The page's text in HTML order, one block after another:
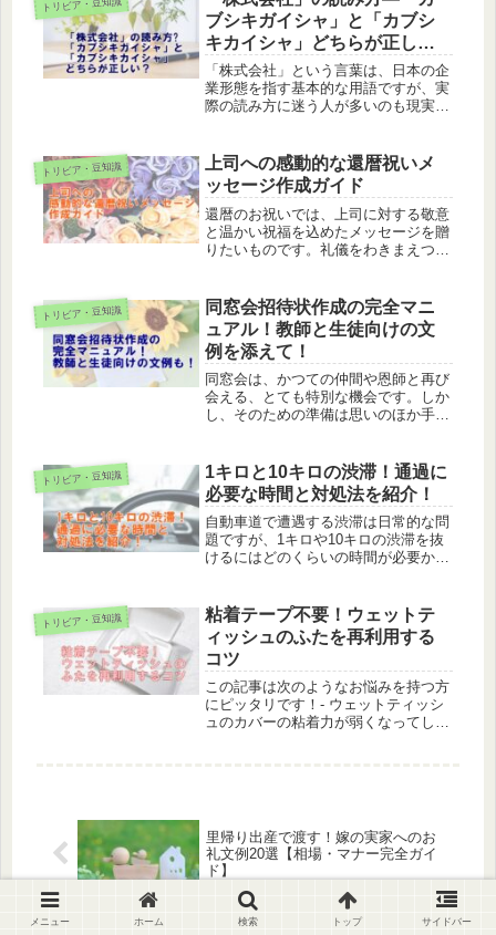
いのか、時には迷うこともあるでしょ
う...
トリビア・豆知識
ブシキガイシャ」と「カブシ
キカイシャ」どちらが正し
い？
「株式会社」という言葉は、日本の企
業形態を指す基本的な用語ですが、実
際の読み方に迷う人が多いのも現実で
シャ」か「カブシキカイシャ」か、ど
ちらの読み方が一般的なのかがはっき
り...
トリビア・豆知識
上司への感動的な還暦祝いメ
ッセージ作成ガイド
還暦のお祝いでは、上司に対する敬意
と温かい祝福を込めたメッセージを贈
りたいものです。礼儀をわきまえつ
な特別なタイミングに適したメッセー
ジ例とその作り方をご紹介します。上
司の...
トリビア・豆知識
同窓会招待状作成の完全マニ
ュアル！教師と生徒向けの文
例を添えて！
同窓会は、かつての仲間や恩師と再び
会える、とても特別な機会です。しか
し、そのための準備は思いのほか手が
でしょうか？この記事では、教師や生
徒を対象にした効果的な招待状の書き
方...
トリビア・豆知識
1キロと10キロの渋滞！通過に
必要な時間と対処法を紹介！
自動車道で遭遇する渋滞は日常的な問
題ですが、1キロや10キロの渋滞を抜
けるにはどのくらいの時間が必要か、
らいの時間で抜けるかを知ることは、
移動の計画を立てる上で役立ちます...
トリビア・豆知識
粘着テープ不要！ウェットテ
ィッシュのふたを再利用する
コツ
この記事は次のようなお悩みを持つ方
にピッタリです！- ウェットティッシ
ュのカバーの粘着力が弱くなってしま
里帰り出産で渡す！嫁の実家へのお
礼文例20選【相場・マナー完全ガイ
ド】
スマホの電源がオフのときLINEはど
メニュー ホーム 検索 トップ サイドバー